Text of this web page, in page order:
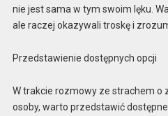
nie jest sama w tym swoim lęku.
ale raczej okazywali troskę i
Przedstawienie dostępnych opcji
W trakcie rozmowy ze strachem o
osoby, warto przedstawić